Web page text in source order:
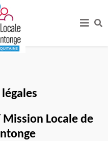
Locale de